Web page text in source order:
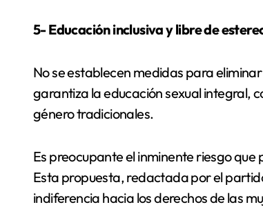
5- Educación inclusiva y libre de
No se establecen medidas para
garantiza la educación sexual integral,
género tradicionales.
Es preocupante el inminente riesgo
Esta propuesta, redactada por el
indiferencia hacia los derechos de las